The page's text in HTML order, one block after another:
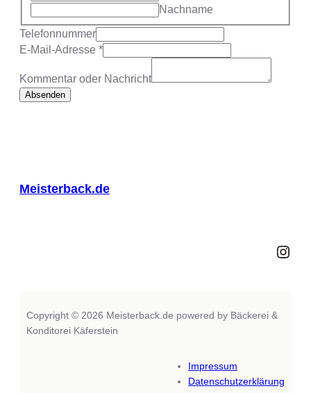
Nachname
Telefonnummer
E-Mail-Adresse *
Mail-
Adresse
Kommentar oder Nachricht
Absenden
Meisterback.de
Instagram
Copyright © 2026 Meisterback.de powered by Bäckerei &
Konditorei Käferstein
Impressum
Datenschutzerklärung